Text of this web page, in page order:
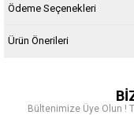
Ödeme Seçenekleri
Ürün Önerileri
Bültenimize Üye Olun !